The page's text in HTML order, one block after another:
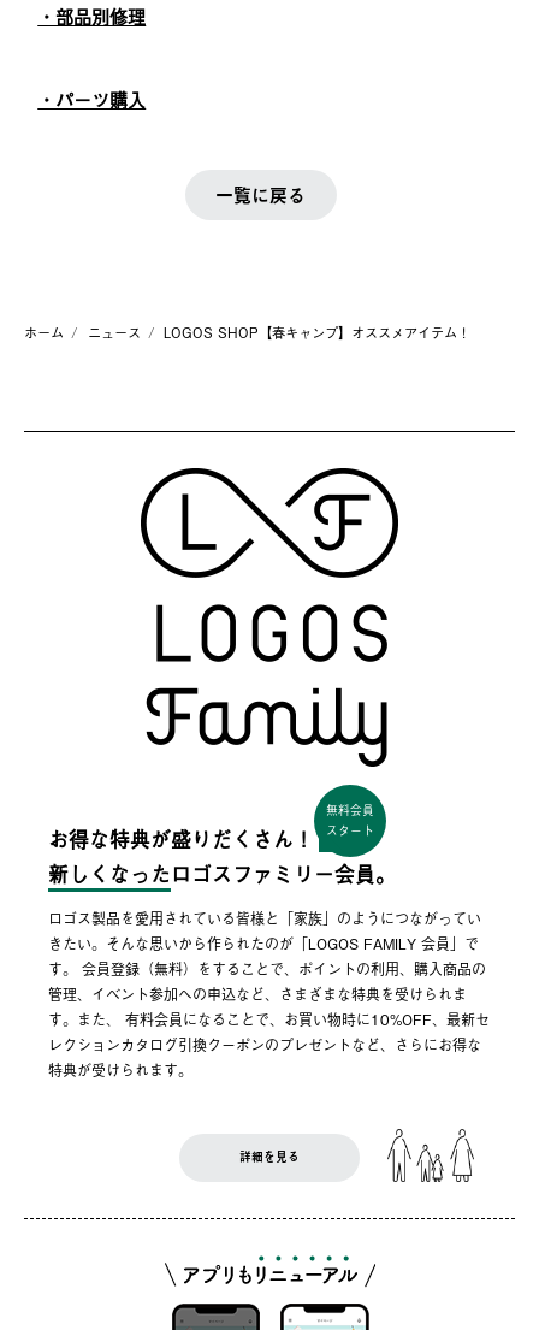
・部品別修理
・パーツ購入
一覧に戻る
ホーム ニュース LOGOS SHOP【春キャンプ】オススメアイテム！
お得な特典が盛りだくさん！
無料会員
スタート
新しくなった ロゴスファミリー会員。
ロゴス製品を愛用されている皆様と「家族」のようにつながってい
きたい。そんな思いから作られたのが「LOGOS FAMILY 会員」で
す。 会員登録（無料）をすることで、ポイントの利用、購入商品の
管理、イベント参加への申込など、さまざまな特典を受けられま
す。また、 有料会員になることで、お買い物時に10%OFF、最新セ
レクションカタログ引換クーポンのプレゼントなど、さらにお得な
特典が受けられます。
詳細を見る